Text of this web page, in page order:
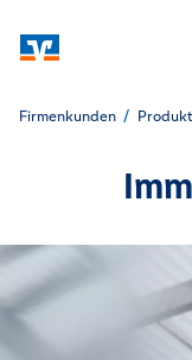
Firmenkunden